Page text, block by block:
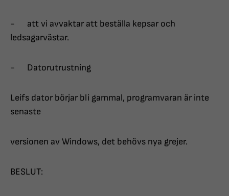
- att vi avvaktar att beställa kepsar och
ledsagarvästar.
- Datorutrustning
Leifs dator börjar bli gammal, programvaran är inte
senaste
versionen av Windows, det behövs nya grejer.
BESLUT: